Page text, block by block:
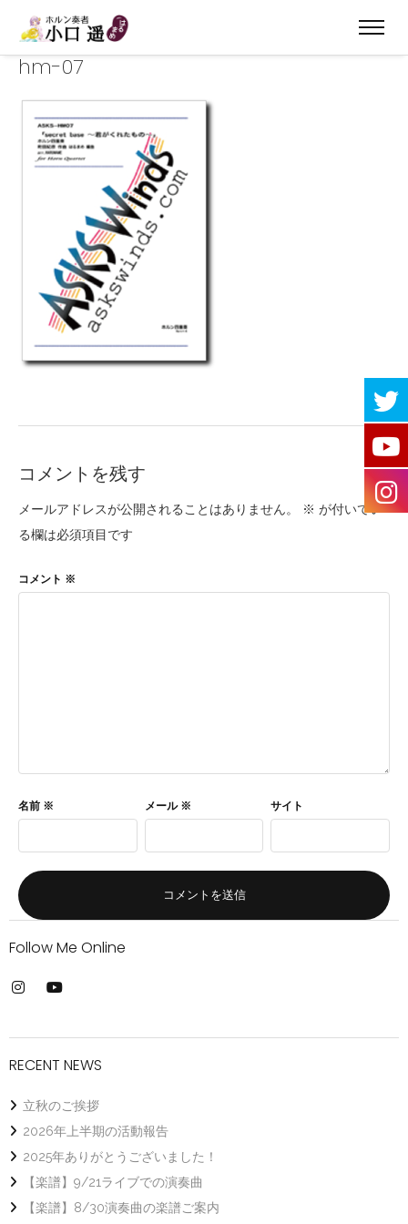
hm-07
コメントを残す
メールアドレスが公開されることはありません。 ※ が付いてい
る欄は必須項目です
コメント ※
名前 ※ メール ※ サイト
Follow Me Online
RECENT NEWS
立秋のご挨拶
2026年上半期の活動報告
2025年ありがとうございました！
【楽譜】9/21ライブでの演奏曲
【楽譜】8/30演奏曲の楽譜ご案内